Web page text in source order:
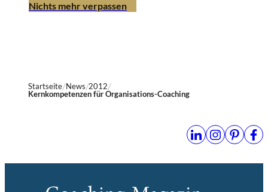
Nichts mehr verpassen
Startseite News 2012
Kernkompetenzen für Organisations-Coaching